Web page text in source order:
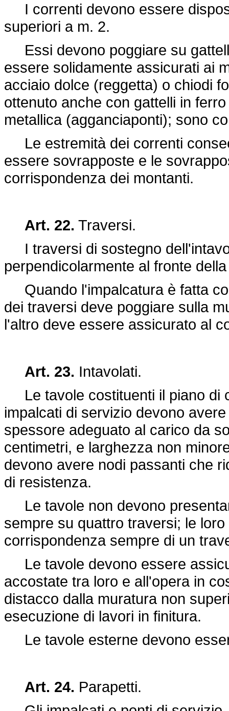
I correnti devono essere
superiori a m. 2.
Essi devono poggiare su
essere solidamente assicurati ai
acciaio dolce (reggetta) o chiodi
ottenuto anche con gattelli in
metallica (agganciaponti); sono
Le estremità dei correnti
essere sovrapposte e le
corrispondenza dei montanti.
Art. 22. Traversi.
I traversi di sostegno
perpendicolarmente al fronte
Quando l'impalcatura è fatta
dei traversi deve poggiare sulla
l'altro deve essere assicurato al
Art. 23. Intavolati.
Le tavole costituenti il piano di
impalcati di servizio devono
spessore adeguato al carico da
centimetri, e larghezza non
devono avere nodi passanti che
di resistenza.
Le tavole non devono
sempre su quattro traversi; le
corrispondenza sempre di un
Le tavole devono essere
accostate tra loro e all'opera in
distacco dalla muratura non
esecuzione di lavori in finitura.
Le tavole esterne devono
Art. 24. Parapetti.